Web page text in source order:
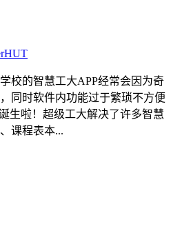
校的智慧工大APP经常会因为奇
同时软件内功能过于繁琐不方便
生啦！超级工大解决了许多智慧
课程表本...